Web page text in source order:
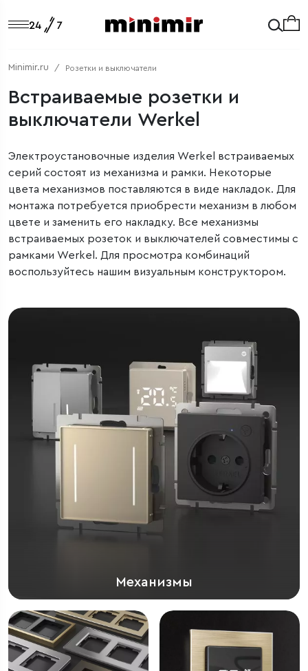
Minimir.ru Розетки и выключатели
Встраиваемые розетки и
выключатели Werkel
Электроустановочные изделия Werkel встраиваемых
серий состоят из механизма и рамки. Некоторые
цвета механизмов поставляются в виде накладок. Для
монтажа потребуется приобрести механизм в любом
цвете и заменить его накладку. Все механизмы
встраиваемых розеток и выключателей совместимы с
рамками Werkel. Для просмотра комбинаций
воспользуйтесь нашим визуальным конструктором.
Механизмы